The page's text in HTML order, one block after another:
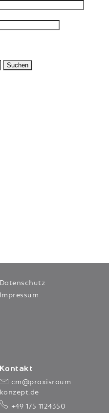
Datenschutz
Impressum
Kontakt
cm@praxisraum-
konzept.de
+49 175 1124350